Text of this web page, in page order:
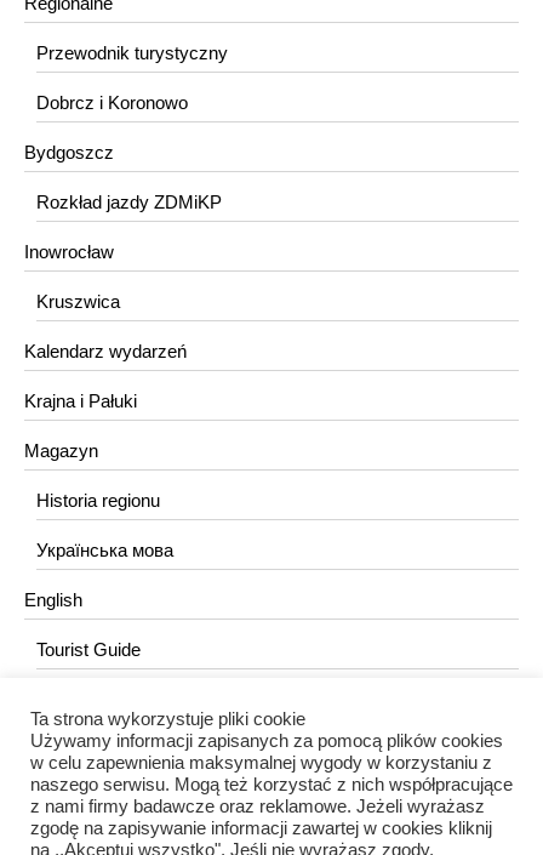
Przewodnik turystyczny
Dobrcz i Koronowo
Bydgoszcz
Rozkład jazdy ZDMiKP
Inowrocław
Kruszwica
Kalendarz wydarzeń
Krajna i Pałuki
Magazyn
Historia regionu
Українська мова
English
Tourist Guide
KONTAKT
redakcja@portalkujawski.pl
Redakcja
Ta strona wykorzystuje pliki cookie
Używamy informacji zapisanych za pomocą plików cookies
w celu zapewnienia maksymalnej wygody w korzystaniu z
naszego serwisu. Mogą też korzystać z nich współpracujące
z nami firmy badawcze oraz reklamowe. Jeżeli wyrażasz
zgodę na zapisywanie informacji zawartej w cookies kliknij
na ,,Akceptuj wszystko". Jeśli nie wyrażasz zgody,